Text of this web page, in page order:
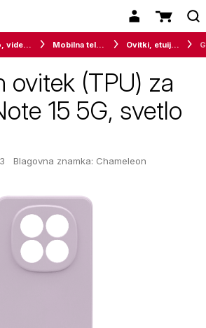
Avdio, video in telefonija Mobilna telefonija Ovitki, etuiji, torbice in držala
ovitek (TPU) za
15 5G, svetlo
Blagovna znamka: Chameleon